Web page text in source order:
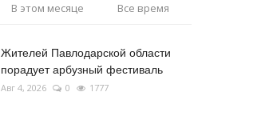
В этом месяце Все время
Жителей Павлодарской области
порадует арбузный фестиваль
Авг 4, 2026 0 1777